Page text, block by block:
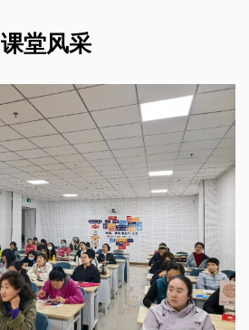
课堂风采